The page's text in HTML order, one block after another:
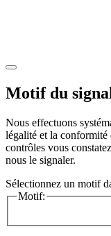
Motif du
Nous effectuons
légalité et la conformité
contrôles vous
nous le signaler.
Sélectionnez un motif
Motif: